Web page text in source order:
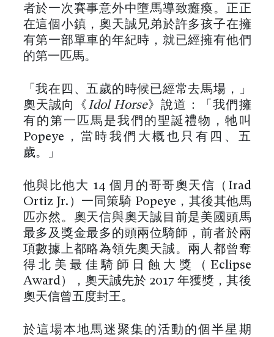
者於一次賽事意外中墮馬導致癱瘓。正正
在這個小鎮，奧天誠兄弟於許多孩子在擁
有第一部單車的年紀時，就已經擁有他們
的第一匹馬。
「我在四、五歲的時候已經常去馬場，」
奧天誠向《 Idol Horse》說道：「我們擁
有的第一匹馬是我們的聖誕禮物，牠叫
Popeye，當時我們大概也只有四、五
歲。」
他與比他大 14 個月的哥哥奧天信（Irad
Ortiz Jr.）一同策騎 Popeye，其後其他馬
匹亦然。奧天信與奧天誠目前是美國頭馬
最多及獎金最多的頭兩位騎師，前者於兩
項數據上都略為領先奧天誠。兩人都曾奪
得北美最佳騎師日蝕大獎（Eclipse
Award），奧天誠先於 2017 年獲獎，其後
奧天信曾五度封王。
於這場本地馬迷聚集的活動的個半星期